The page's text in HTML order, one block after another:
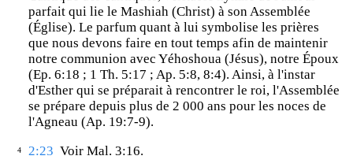
parfait qui lie le Mashiah (Christ) à son Assemblée
(Église). Le parfum quant à lui symbolise les prières
que nous devons faire en tout temps afin de maintenir
notre communion avec Yéhoshoua (Jésus), notre Époux
(Ep. 6:18 ; 1 Th. 5:17 ; Ap. 5:8, 8:4). Ainsi, à l'instar
d'Esther qui se préparait à rencontrer le roi, l'Assemblée
se prépare depuis plus de 2 000 ans pour les noces de
l'Agneau (Ap. 19:7-9).
4 2:23 Voir Mal. 3:16.